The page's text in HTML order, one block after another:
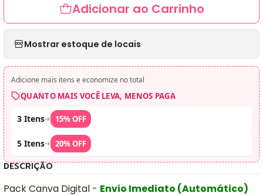
Adicionar ao Carrinho
Mostrar estoque de locais
Adicione mais itens e economize no total
QUANTO MAIS VOCÊ LEVA, MENOS PAGA
3 Itens➜ 15% OFF
5 Itens➜ 20% OFF
DESCRIÇÃO
Pack Canva Digital - Envio Imediato (Automático)